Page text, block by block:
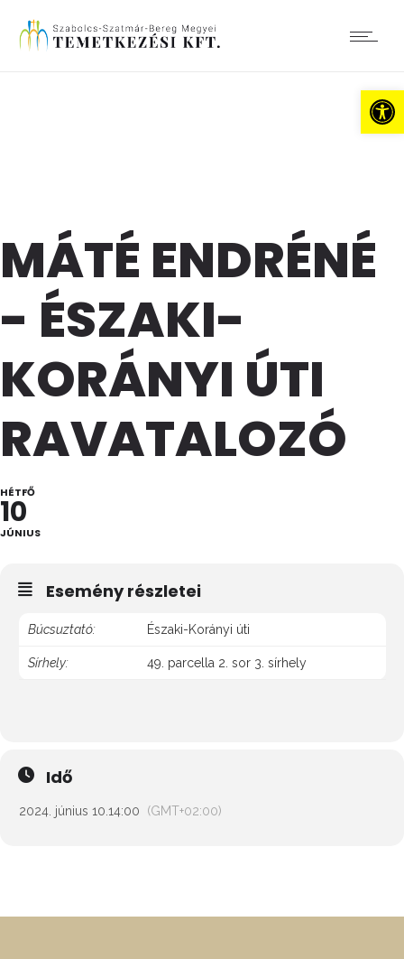
MÁTÉ ENDRÉNÉ
- ÉSZAKI-
KORÁNYI ÚTI
RAVATALOZÓ
HÉTFŐ
10
JÚNIUS
Esemény részletei
Búcsuztató: Északi-Korányi úti
Sírhely: 49. parcella 2. sor 3. sírhely
Idő
2024. június 10. 14:00 (GMT+02:00)